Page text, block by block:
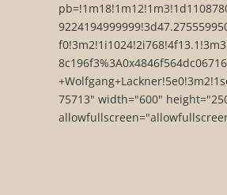
75713" width="600"